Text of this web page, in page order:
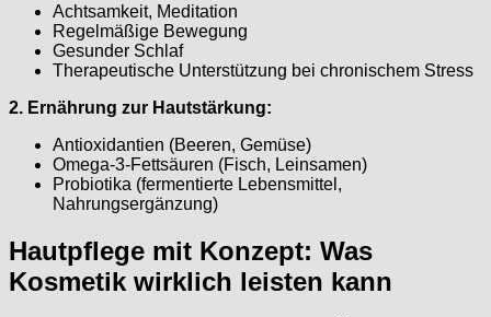
Achtsamkeit, Meditation
Regelmäßige Bewegung
Gesunder Schlaf
Therapeutische Unterstützung bei chronischem Stress
2. Ernährung zur Hautstärkung:
Antioxidantien (Beeren, Gemüse)
Omega-3-Fettsäuren (Fisch, Leinsamen)
Probiotika (fermentierte Lebensmittel,
Nahrungsergänzung)
Hautpflege mit Konzept: Was
Kosmetik wirklich leisten kann